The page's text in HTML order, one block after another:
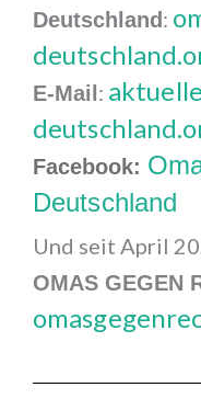
Deutschland :
E-Mail :
Facebook:
Deutschland
Und seit April
OMAS GEGEN